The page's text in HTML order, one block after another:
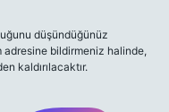
düşündüğünüz
adresine bildirmeniz halinde,
kaldırılacaktır.